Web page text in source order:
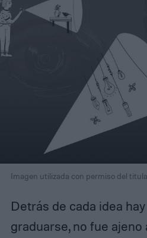
Imagen utilizada con permiso del
Detrás de cada idea
graduarse, no fue